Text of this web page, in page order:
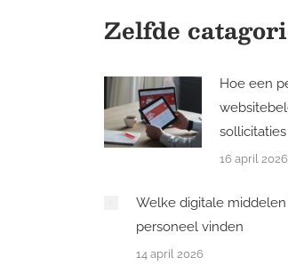
Zelfde
Hoe een
16 april 2026
Welke digitale
personeel vinden
14 april 2026